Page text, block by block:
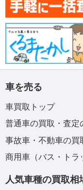
車を売る
車買取トップ
普通車の買取・査定
事故車・不動車の買
商用車（バス・トラ
人気車種の買取相